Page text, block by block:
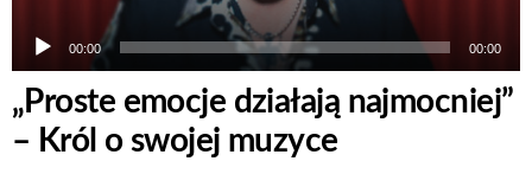
00:00 00:00
„Proste emocje działają najmocniej”
– Król o swojej muzyce